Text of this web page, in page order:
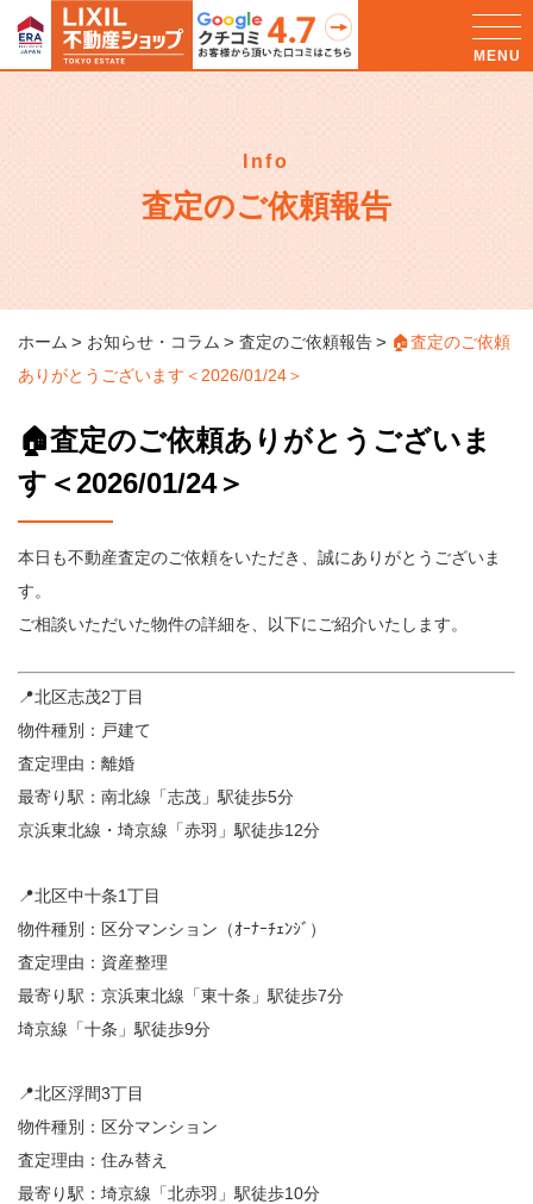
Info
査定のご依頼報告
ホーム お知らせ・コラム 査定のご依頼報告
🏠査定のご依頼
ありがとうございます＜2026/01/24＞
🏠査定のご依頼ありがとうございま
す＜2026/01/24＞
本日も不動産査定のご依頼をいただき、誠にありがとうございま
す。
ご相談いただいた物件の詳細を、以下にご紹介いたします。
📍北区志茂2丁目
物件種別：戸建て
査定理由：離婚
最寄り駅：南北線「志茂」駅徒歩5分
京浜東北線・埼京線「赤羽」駅徒歩12分
📍北区中十条1丁目
物件種別：区分マンション（ｵｰﾅｰﾁｪﾝｼﾞ）
査定理由：資産整理
最寄り駅：京浜東北線「東十条」駅徒歩7分
埼京線「十条」駅徒歩9分
📍北区浮間3丁目
物件種別：区分マンション
査定理由：住み替え
最寄り駅：埼京線「北赤羽」駅徒歩10分